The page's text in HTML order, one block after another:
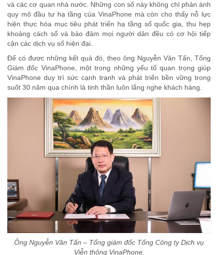
và các cơ quan nhà nước. Những con số này không chỉ phản ánh
quy mô đầu tư hạ tầng của VinaPhone mà còn cho thấy nỗ lực
hiện thực hóa mục tiêu phát triển hạ tầng số quốc gia, thu hẹp
khoảng cách số và bảo đảm mọi người dân đều có cơ hội tiếp
cận các dịch vụ số hiện đại.
Để có được những kết quả đó, theo ông Nguyễn Văn Tấn, Tổng
Giám đốc VinaPhone, một trong những yếu tố quan trọng giúp
VinaPhone duy trì sức cạnh tranh và phát triển bền vững trong
suốt 30 năm qua chính là tinh thần luôn lắng nghe khách hàng.
Ông Nguyễn Văn Tấn – Tổng giám đốc Tổng Công ty Dịch vụ
Viễn thông VinaPhone.